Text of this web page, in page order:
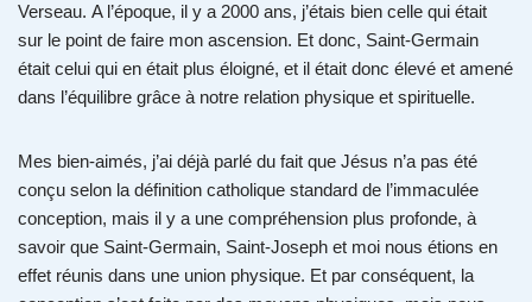
Verseau. A l’époque, il y a 2000 ans, j’étais bien celle qui était
sur le point de faire mon ascension. Et donc, Saint-Germain
était celui qui en était plus éloigné, et il était donc élevé et amené
dans l’équilibre grâce à notre relation physique et spirituelle.
Mes bien-aimés, j’ai déjà parlé du fait que Jésus n’a pas été
conçu selon la définition catholique standard de l’immaculée
conception, mais il y a une compréhension plus profonde, à
savoir que Saint-Germain, Saint-Joseph et moi nous étions en
effet réunis dans une union physique. Et par conséquent, la